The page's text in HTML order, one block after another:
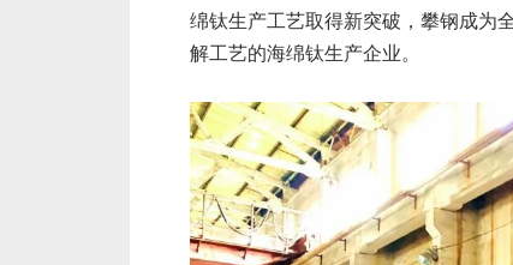
绵钛生产工艺取得新突破，攀钢成为
解工艺的海绵钛生产企业。